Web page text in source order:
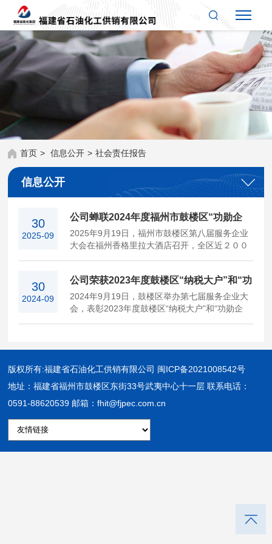
首页 > 信息公开 > 社会责任报告
信息公开
30
2025-09
公司蝉联2024年度福州市鼓楼区“功勋企
业”“纳税大户”称号
2025年9月19日，福州市鼓楼区第八届服务企业
大会在福州香格里拉大酒店召开，全区近２００
企业”名单，公司蝉联“功勋企业”“纳税大户”殊
荣。 公司作为福建省属国有独资福建省能源石化
集团有限责任公司权属企业，是福建省极具竞争
入福建省经济社会发展，…
30
2024-09
公司荣获2023年度鼓楼区“纳税大户”和“功
勋企业”称号
2024年9月19日，鼓楼区举办第七届服务企业大
会，表彰2023年度鼓楼区“纳税大户”和“功勋企
务往来，多年来，公司始终坚持以良好的经营业
绩为抓手，以实际行动发挥了国企“压舱石”作
用。未来，公司将珍惜荣誉，再接再厉，再创佳
绩，充分发挥国企平台优势，践行社会责任，为
鼓楼区全方位推进高质量发展作出新的更大贡
版权所有:福建省石油化工供销有限公司 闽ICP备2021008542号
地址：福建省福州市鼓楼区东街33号武夷中心十一层 联系电话：
0591-88620539 邮箱：fhit@fjpec.com.cn